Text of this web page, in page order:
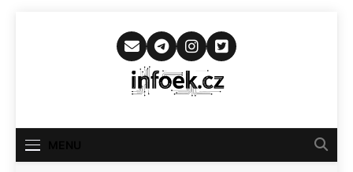
Infoek.cz
Novinkám